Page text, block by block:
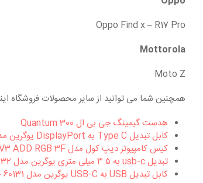
Oppo Find x – R17 Pro
Mottorola
Moto Z
همچنین شما می توانید از سایر محصولات فروشگاه
هدست گیمینگ جی بی ال Quantum 300
کابل تبدیل Type C به DisplayPort یوگرین مدل MM139 طول ۱.۵ متر
کیس کامپیوتر دیپ کول مدل MATREXX 55 V3 ADD RGB 3F
تبدیل usb-c به ۳.۵ میلی متری یوگرین مدل AV142-30632
کابل تبدیل USB به USB-C یوگرین مدل US288 – 60131 طول یک متر